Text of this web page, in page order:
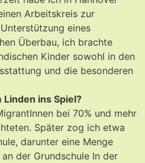
Arbeitskreis zur
eines
Überbau, ich brachte
Kinder sowohl in den
und die besonderen
ins Spiel?
bei 70% und mehr
Später zog ich etwa
darunter eine Menge
der Grundschule In der